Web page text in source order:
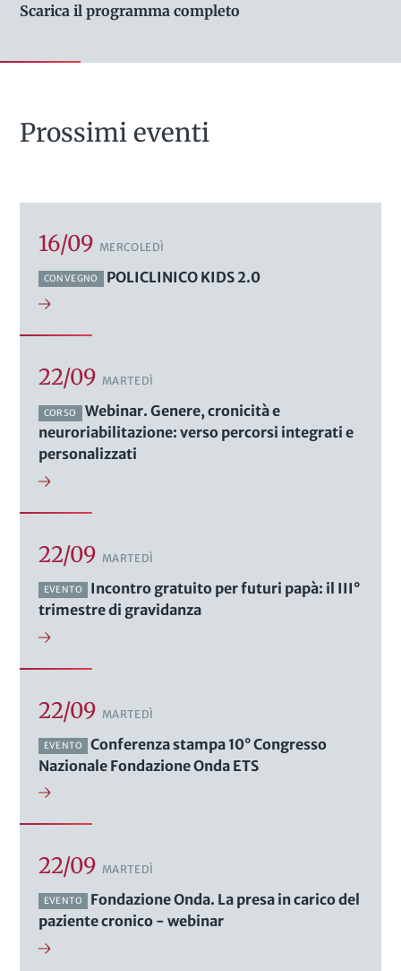
Scarica il programma completo
Prossimi eventi
16/09 MERCOLEDÌ
CONVEGNO POLICLINICO KIDS 2.0
22/09 MARTEDÌ
CORSO
Webinar. Genere, cronicità e
neuroriabilitazione: verso percorsi integrati e
personalizzati
22/09 MARTEDÌ
EVENTO
Incontro gratuito per futuri papà: il III°
trimestre di gravidanza
22/09 MARTEDÌ
EVENTO
Conferenza stampa 10° Congresso
Nazionale Fondazione Onda ETS
22/09 MARTEDÌ
EVENTO
Fondazione Onda. La presa in carico del
paziente cronico - webinar